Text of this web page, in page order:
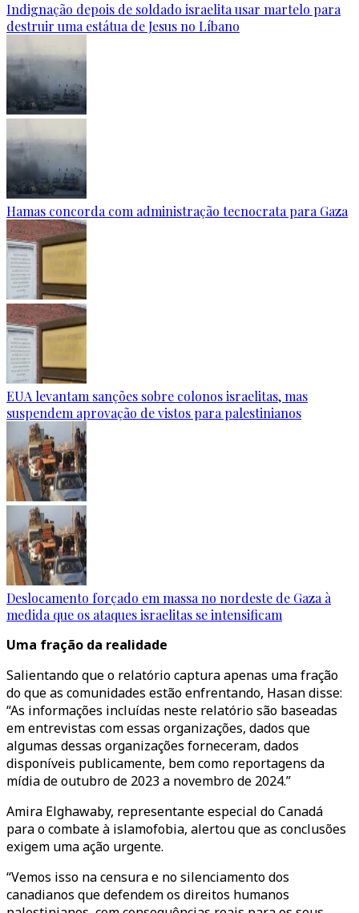
Indignação depois de soldado israelita usar martelo para
destruir uma estátua de Jesus no Líbano
Hamas concorda com administração tecnocrata para Gaza
EUA levantam sanções sobre colonos israelitas, mas
suspendem aprovação de vistos para palestinianos
Deslocamento forçado em massa no nordeste de Gaza à
medida que os ataques israelitas se intensificam
Uma fração da realidade
Salientando que o relatório captura apenas uma fração
do que as comunidades estão enfrentando, Hasan disse:
“As informações incluídas neste relatório são baseadas
em entrevistas com essas organizações, dados que
algumas dessas organizações forneceram, dados
disponíveis publicamente, bem como reportagens da
mídia de outubro de 2023 a novembro de 2024.”
Amira Elghawaby, representante especial do Canadá
para o combate à islamofobia, alertou que as conclusões
exigem uma ação urgente.
“Vemos isso na censura e no silenciamento dos
canadianos que defendem os direitos humanos